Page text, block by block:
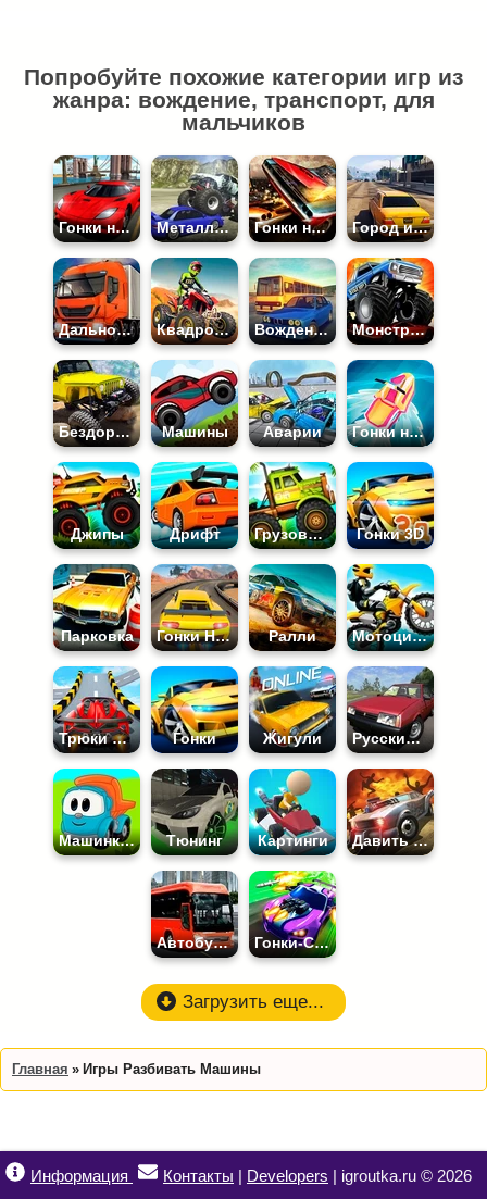
Попробуйте похожие категории игр из
жанра: вождение, транспорт, для
мальчиков
Гонки на Крутых Машинах Металлолом Гонки на Выживание Город и Машины
Дальнобойщики Квадроциклы Вождение машины Монстр-Траки
Бездорожье Машины Аварии Гонки на Воде
Джипы Дрифт Грузовики Гонки 3D
Парковка Гонки На Машинах Ралли Мотоциклы
Трюки на Машинах Гонки Жигули Русские Машины
Машинки для Детей Тюнинг Картинги Давить Зомби
Автобусы Гонки-Стрелялки
Загрузить еще...
Главная Игры Разбивать Машины
Информация Контакты | Developers | igroutka.ru © 2026